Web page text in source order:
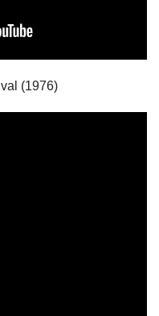
(1976)